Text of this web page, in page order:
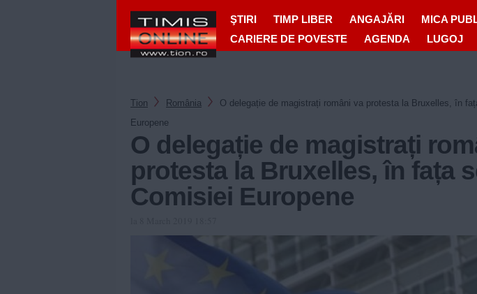
ŞTIRI TIMP LIBER ANGAJĂRI MICA
CARIERE DE POVESTE
AGENDA LUGOJ
Tion România
O delegație de magistrați români va protesta la Bruxelles, în
Europene
O delegație de magistrați
protesta la Bruxelles, în fața
Comisiei Europene